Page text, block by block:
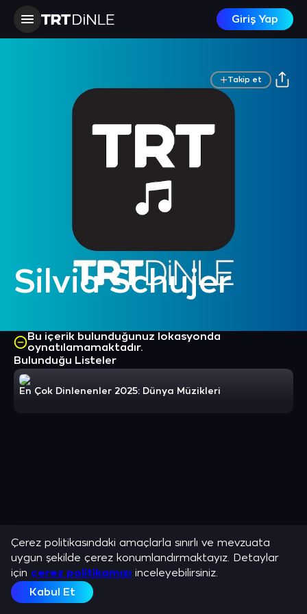
Giriş Yap
Silvia Schujer
Takip et
Bu içerik bulunduğunuz lokasyonda
oynatılamamaktadır.
Bulunduğu Listeler
En Çok Dinlenenler 2025: Dünya Müzikleri
Çerez politikasındaki amaçlarla sınırlı ve mevzuata
uygun şekilde çerez konumlandırmaktayız. Detaylar
için çerez politikamızı inceleyebilirsiniz.
Kabul Et